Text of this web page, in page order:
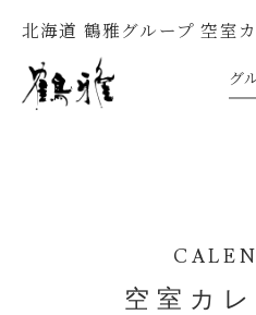
北海道 鶴雅グループ 空室
グ
空室カ